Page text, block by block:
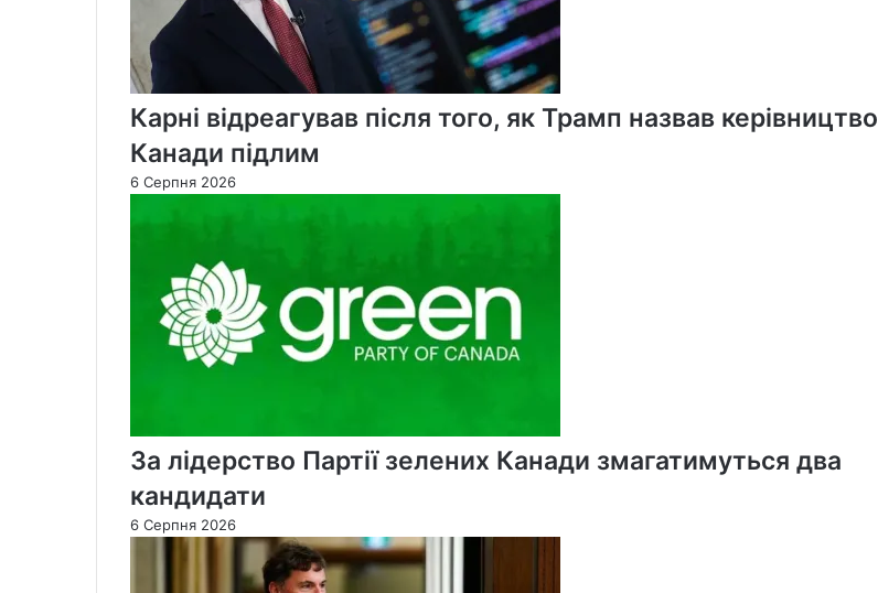
Карні відреагував після того, як Трамп назвав керівництво
Канади підлим
6 Серпня 2026
За лідерство Партії зелених Канади змагатимуться два
кандидати
6 Серпня 2026